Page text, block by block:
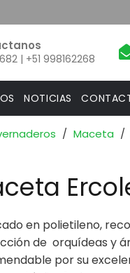
| +51 998162268
NOTICIAS
/ Maceta /
en polietileno,
de orquídeas y
por su